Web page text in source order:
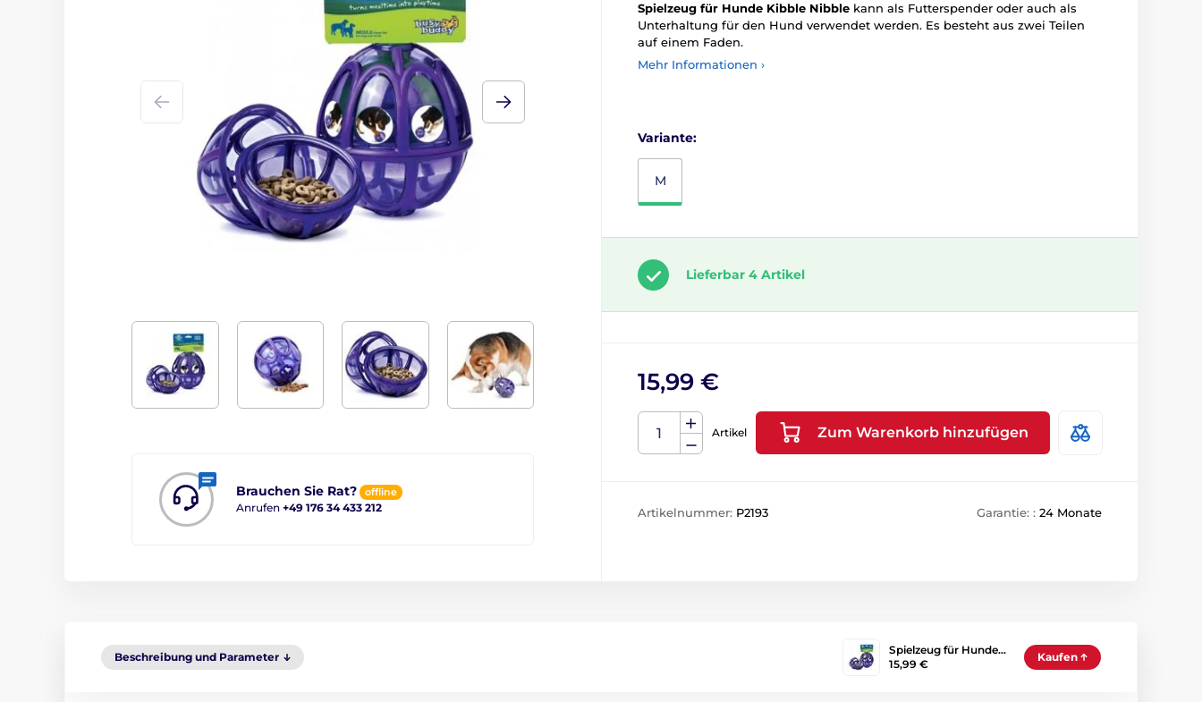
Brauchen Sie Rat? offline
Anrufen +49 176 34 433 212
Spielzeug für Hunde Kibble Nibble kann als Futterspender oder auch als
Unterhaltung für den Hund verwendet werden. Es besteht aus zwei Teilen
auf einem Faden.
Mehr Informationen ›
Variante:
M
Lieferbar 4 Artikel
15,99 €
Artikel Zum Warenkorb hinzufügen
Artikelnummer: P2193 Garantie: : 24 Monate
Beschreibung und Parameter
Spielzeug für Hunde…
15,99 €
Kaufen